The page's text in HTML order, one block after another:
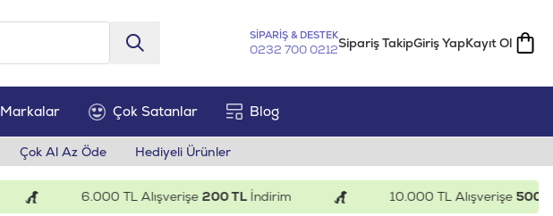
SİPARİŞ & DESTEK
0232 700 0212Sipariş TakipGiriş YapKayıt Ol
Markalar Çok Satanlar Blog
Çok Al Az Öde Hediyeli Ürünler
6.000 TL Alışverişe200 TLİndirim 10.000 TL Alışverişe500 TL